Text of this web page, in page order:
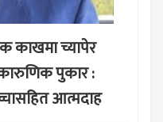
काखमा च्यापेर
पुकार :
आत्मदाह